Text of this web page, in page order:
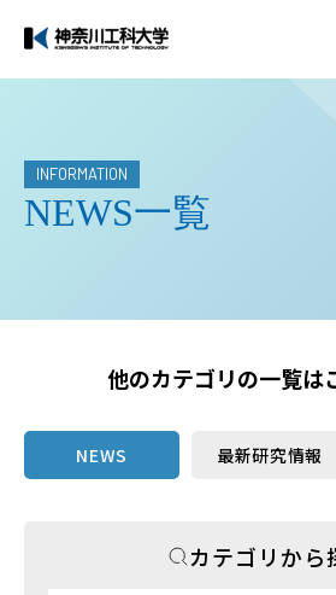
INFORMATION
NEWS一覧
他のカテゴリの一覧は
NEWS 最新研究情報
カテゴリから